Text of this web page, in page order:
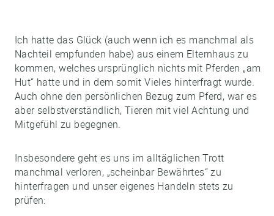
Ich hatte das Glück (auch wenn ich es manchmal als
Nachteil empfunden habe) aus einem Elternhaus zu
kommen, welches ursprünglich nichts mit Pferden „am
Hut“ hatte und in dem somit Vieles hinterfragt wurde.
Auch ohne den persönlichen Bezug zum Pferd, war es
aber selbstverständlich, Tieren mit viel Achtung und
Mitgefühl zu begegnen.
Insbesondere geht es uns im alltäglichen Trott
manchmal verloren, „scheinbar Bewährtes“ zu
hinterfragen und unser eigenes Handeln stets zu
prüfen: